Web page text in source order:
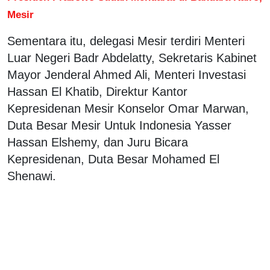
Mesir
Sementara itu, delegasi Mesir terdiri Menteri
Luar Negeri Badr Abdelatty, Sekretaris Kabinet
Mayor Jenderal Ahmed Ali, Menteri Investasi
Hassan El Khatib, Direktur Kantor
Kepresidenan Mesir Konselor Omar Marwan,
Duta Besar Mesir Untuk Indonesia Yasser
Hassan Elshemy, dan Juru Bicara
Kepresidenan, Duta Besar Mohamed El
Shenawi.